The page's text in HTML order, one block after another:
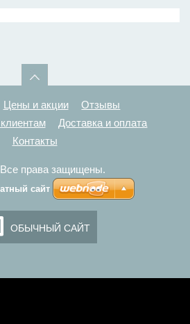
Цены и акции
Отзывы
Доставка и оплата
Контакты
права защищены.
сайт
ОБЫЧНЫЙ САЙТ